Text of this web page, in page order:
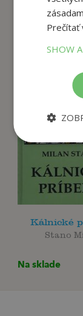
tento
Kálnické
Stano
Na sklade
Prečítať
SHOW